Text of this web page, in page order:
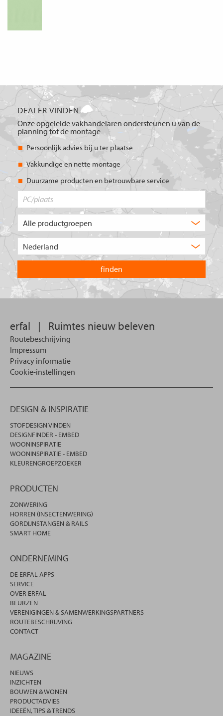
DEALER VINDEN
Onze opgeleide vakhandelaren ondersteunen u van de
planning tot de montage
Persoonlijk advies bij u ter plaatse
Vakkundige en nette montage
Duurzame producten en betrouwbare service
product
u?
land
waarin
u
wilt
zoeken.
erfal | Ruimtes nieuw beleven
Routebeschrijving
Impressum
Privacy informatie
Cookie-instellingen
DESIGN & INSPIRATIE
STOFDESIGN VINDEN
DESIGNFINDER - EMBED
WOONINSPIRATIE
WOONINSPIRATIE - EMBED
KLEURENGROEPZOEKER
PRODUCTEN
ZONWERING
HORREN (INSECTENWERING)
GORDIJNSTANGEN & RAILS
SMART HOME
ONDERNEMING
DE ERFAL APPS
SERVICE
OVER ERFAL
BEURZEN
VERENIGINGEN & SAMENWERKINGSPARTNERS
ROUTEBESCHRIJVING
CONTACT
MAGAZINE
NIEUWS
INZICHTEN
BOUWEN & WONEN
PRODUCTADVIES
IDEEËN, TIPS & TRENDS